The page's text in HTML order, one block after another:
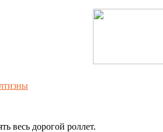
весь дорогой роллет.